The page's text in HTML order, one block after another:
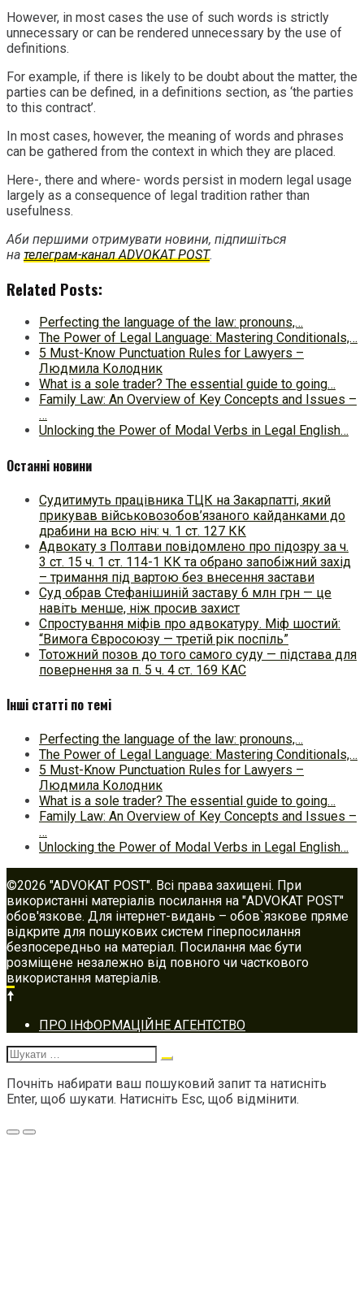
However, in most cases the use of such words is strictly
unnecessary or can be rendered unnecessary by the use of
definitions.
For example, if there is likely to be doubt about the matter, the
parties can be defined, in a definitions section, as ‘the parties
to this contract’.
In most cases, however, the meaning of words and phrases
can be gathered from the context in which they are placed.
Here-, there and where- words persist in modern legal usage
largely as a consequence of legal tradition rather than
usefulness.
Аби першими отримувати новини, підпишіться
на телеграм-канал ADVOKAT POST.
Related Posts:
Perfecting the language of the law: pronouns,…
The Power of Legal Language: Mastering Conditionals,…
5 Must-Know Punctuation Rules for Lawyers –
Людмила Колодник
What is a sole trader? The essential guide to going…
Family Law: An Overview of Key Concepts and Issues –
…
Unlocking the Power of Modal Verbs in Legal English…
Останні новини
Судитимуть працівника ТЦК на Закарпатті, який
прикував військовозобов’язаного кайданками до
драбини на всю ніч: ч. 1 ст. 127 КК
Адвокату з Полтави повідомлено про підозру за ч.
3 ст. 15 ч. 1 ст. 114-1 КК та обрано запобіжний захід
– тримання під вартою без внесення застави
Суд обрав Стефанішиній заставу 6 млн грн — це
навіть менше, ніж просив захист
Спростування міфів про адвокатуру. Міф шостий:
“Вимога Євросоюзу — третій рік поспіль”
Тотожний позов до того самого суду — підстава для
повернення за п. 5 ч. 4 ст. 169 КАС
Інші статті по темі
Perfecting the language of the law: pronouns,…
The Power of Legal Language: Mastering Conditionals,…
5 Must-Know Punctuation Rules for Lawyers –
Людмила Колодник
What is a sole trader? The essential guide to going…
Family Law: An Overview of Key Concepts and Issues –
…
Unlocking the Power of Modal Verbs in Legal English…
©2026 "ADVOKAT POST". Всі права захищені. При
використанні матеріалів посилання на "ADVOKAT POST"
обов'язкове. Для інтернет-видань – обов`язкове пряме
відкрите для пошукових систем гіперпосилання
безпосередньо на матеріал. Посилання має бути
розміщене незалежно від повного чи часткового
використання матеріалів.
Footer
navigation
ПРО ІНФОРМАЦІЙНЕ АГЕНТСТВО
Шукати:
Почніть набирати ваш пошуковий запит та натисніть
Enter, щоб шукати. Натисніть Esc, щоб відмінити.
Меню